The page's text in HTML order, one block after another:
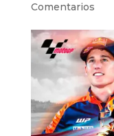
Comentarios